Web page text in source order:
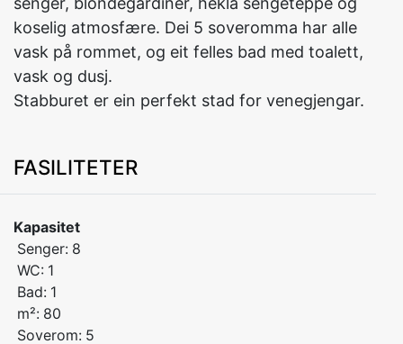
koselig atmosfære. Dei 5 soveromma har alle
vask på rommet, og eit felles bad med toalett,
vask og dusj.
Stabburet er ein perfekt stad for venegjengar.
FASILITETER
Kapasitet
Senger: 8
WC: 1
Bad: 1
m²: 80
Soverom: 5